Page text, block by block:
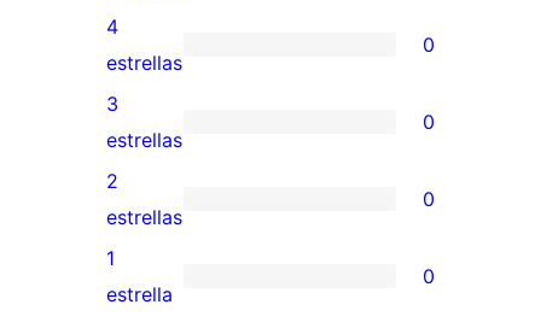
valoraciones
de
5
estrellas
0
valoraciones
de
4
estrellas
4
estrellas
0
0
valoraciones
de
3
estrellas
3
estrellas
0
0
valoraciones
de
2
estrellas
0
0
1
estrella
0